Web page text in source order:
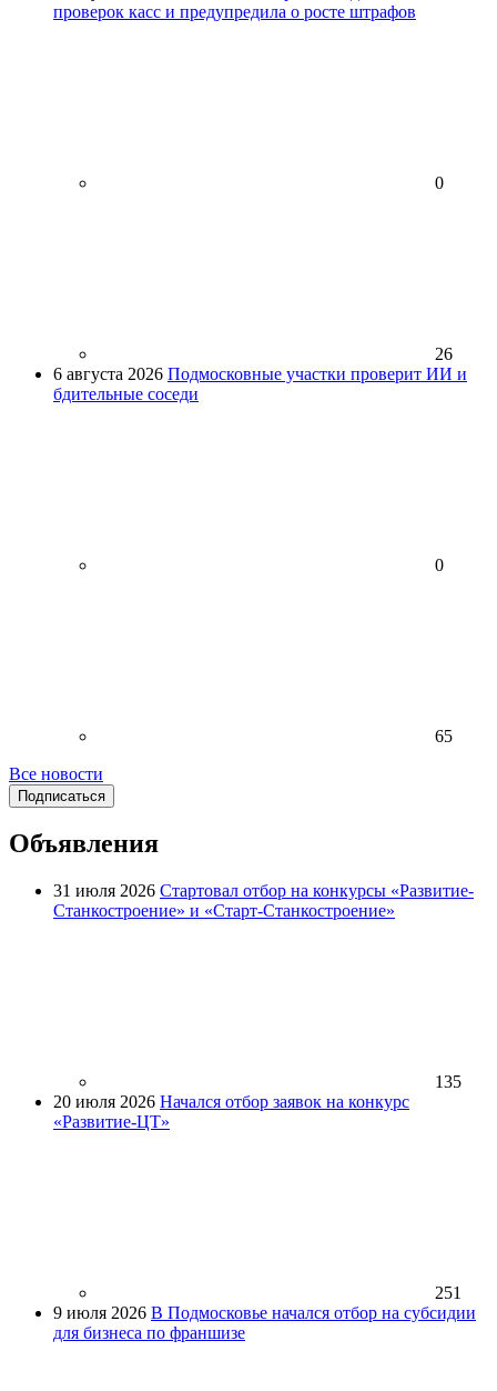
проверок касс и предупредила о росте штрафов
0
26
6 августа 2026 Подмосковные участки проверит ИИ и
бдительные соседи
0
65
Все новости
Подписаться
Объявления
31 июля 2026 Стартовал отбор на конкурсы «Развитие-
Станкостроение» и «Старт-Станкостроение»
135
20 июля 2026 Начался отбор заявок на конкурс
«Развитие-ЦТ»
251
9 июля 2026 В Подмосковье начался отбор на субсидии
для бизнеса по франшизе